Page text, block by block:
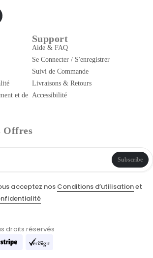
et de
Support
Aide & FAQ
Se Connecter / S'enregistrer
Suivi de Commande
Livraisons & Retours
Accessibilité
Offres
Subscribe
acceptez nos Conditions d’utilisationet
droits réservés